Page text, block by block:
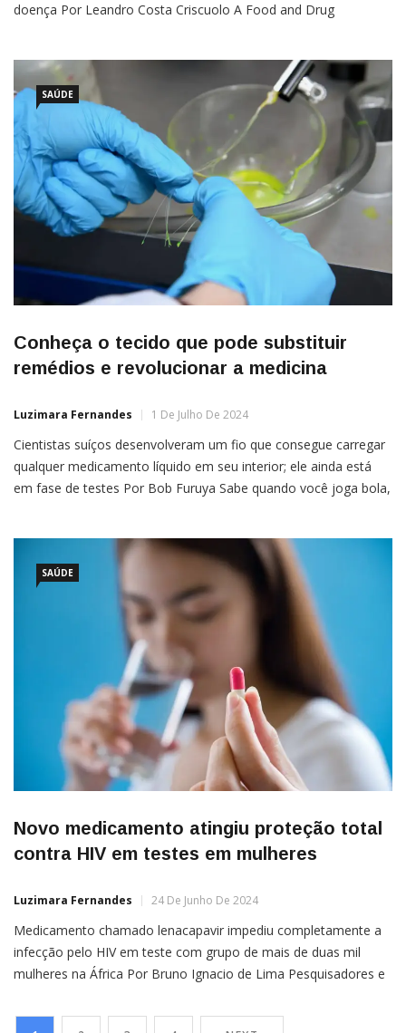
doença Por Leandro Costa Criscuolo A Food and Drug
progressão da doença de Alzheimer sintomática precoce. O
Donanemab, fabricado pela Eli Lilly,
SAÚDE
Conheça o tecido que pode substituir
remédios e revolucionar a medicina
Luzimara Fernandes 1 De Julho De 2024
Cientistas suíços desenvolveram um fio que consegue carregar
qualquer medicamento líquido em seu interior; ele ainda está
em fase de testes Por Bob Furuya Sabe quando você joga bola,
inflamatório. Eu sei que […]
SAÚDE
Novo medicamento atingiu proteção total
contra HIV em testes em mulheres
Luzimara Fernandes 24 De Junho De 2024
Medicamento chamado lenacapavir impediu completamente a
infecção pelo HIV em teste com grupo de mais de duas mil
mulheres na África Por Bruno Ignacio de Lima Pesquisadores e
notícia rara e empolgante nesta semana: resultados de um